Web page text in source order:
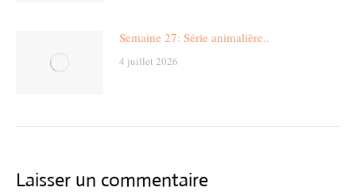
Semaine 27: Série animalière..
4 juillet 2026
Laisser un commentaire